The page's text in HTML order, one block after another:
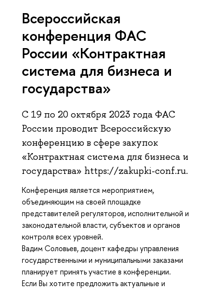
Всероссийская
конференция ФАС
России «Контрактная
система для бизнеса и
государства»
С 19 по 20 октября 2023 года ФАС
России проводит Всероссийскую
конференцию в сфере закупок
«Контрактная система для бизнеса и
государства» https://zakupki-conf.ru.
Конференция является мероприятием,
объединяющим на своей площадке
представителей регуляторов, исполнительной и
законодательной власти, субъектов и органов
контроля всех уровней.
Вадим Соловьев, доцент кафедры управления
государственными и муниципальными заказами
планирует принять участие в конференции.
Если Вы хотите предложить актуальные и